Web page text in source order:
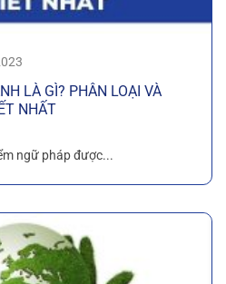
LÀ GÌ? PHÂN LOẠI VÀ
NHẤT
ngữ pháp được...